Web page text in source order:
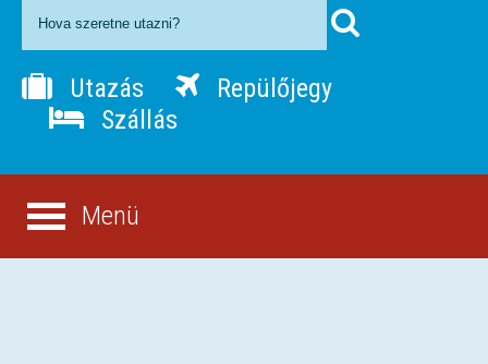
Utazás
Repülőjegy
Szállás
Menü